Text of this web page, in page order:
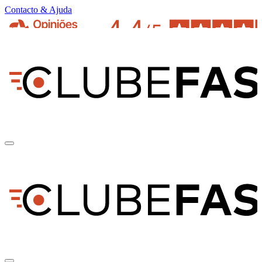
Contacto & Ajuda